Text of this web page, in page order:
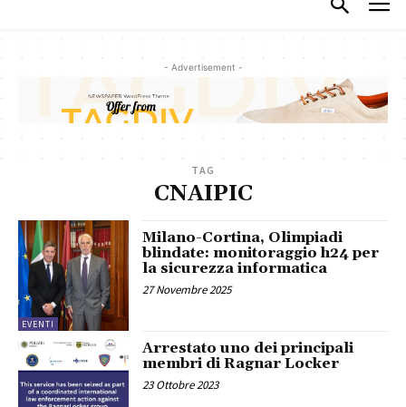
- Advertisement -
TAG
CNAIPIC
EVENTI
Milano-Cortina, Olimpiadi
blindate: monitoraggio h24 per
la sicurezza informatica
27 Novembre 2025
Arrestato uno dei principali
membri di Ragnar Locker
23 Ottobre 2023